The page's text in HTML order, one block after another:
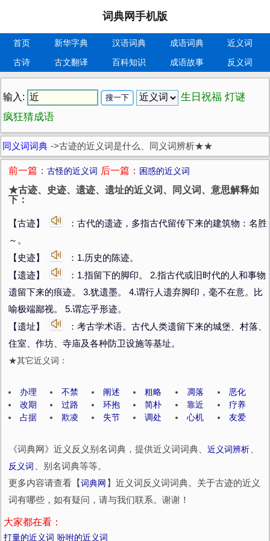
词典网手机版
首页 新华字典 汉语词典 成语词典
近义词
古诗
古文翻译 百科知识 成语故事 反义词
输入: 生日祝福 灯谜
疯狂猜成语
同义词词典 ->古迹的近义词是什么、同义词辨析★★
前一篇： 古怪的近义词 后一篇： 困惑的近义词
★古迹、史迹、遗迹、遗址的近义词、同义词、意思解释如
下：
【古迹】
：古代的遗迹，多指古代留传下来的建筑物：名胜
～。
【史迹】
：1.历史的陈迹。
【遗迹】
：1.指留下的脚印。 2.指古代或旧时代的人和事物
遗留下来的痕迹。 3.犹遗墨。 4.谓行人遗弃脚印，毫不在意。比
喻极端鄙视。 5.谓忘乎形迹。
【遗址】
：考古学术语。古代人类遗留下来的城堡、村落、
住室、作坊、寺庙及各种防卫设施等基址。
★其它近义词：
办理 不禁 阐述 粗略 凋落
恶化
改期
过路 环抱 简朴 靠近
疗养
占据
欺凌 失节 调处 心机 友爱
《词典网》近义反义别名词典，提供近义词词典、 近义词辨析
反义词
、别名词典等等。
更多内容请查看【词典网 】近义词反义词词典。关于古迹的近义
词有哪些，如有疑问，请与我们联系。谢谢！
大家都在看：
打量的近义词 吩咐的近义词